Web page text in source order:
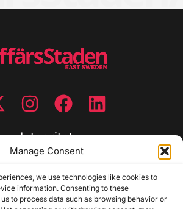
Manage Consent
we use technologies like cookies to
information. Consenting to these
to process data such as browsing behavior or
Integritet
Cookiepolicy
Disclaimer
Redaktionell policy